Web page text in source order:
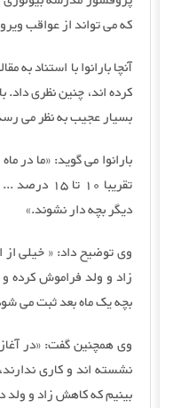
که می تواند از عواقب
آنچا بارانوا با استناد
کرده اند، چنین نظری
بسیار عجیب به نظر می
بارانوا می گوید: «ما در
تقریبا
دیگر بچه دار نشوند.»
وی توضیح داد: « خیلی از
زاد و ولد فراموش کرده و
بچه یک ماه بعد ثبت می
وی همچنین گفت: «در
نشسته اند و کاری
بینیم که کاهش زاد و